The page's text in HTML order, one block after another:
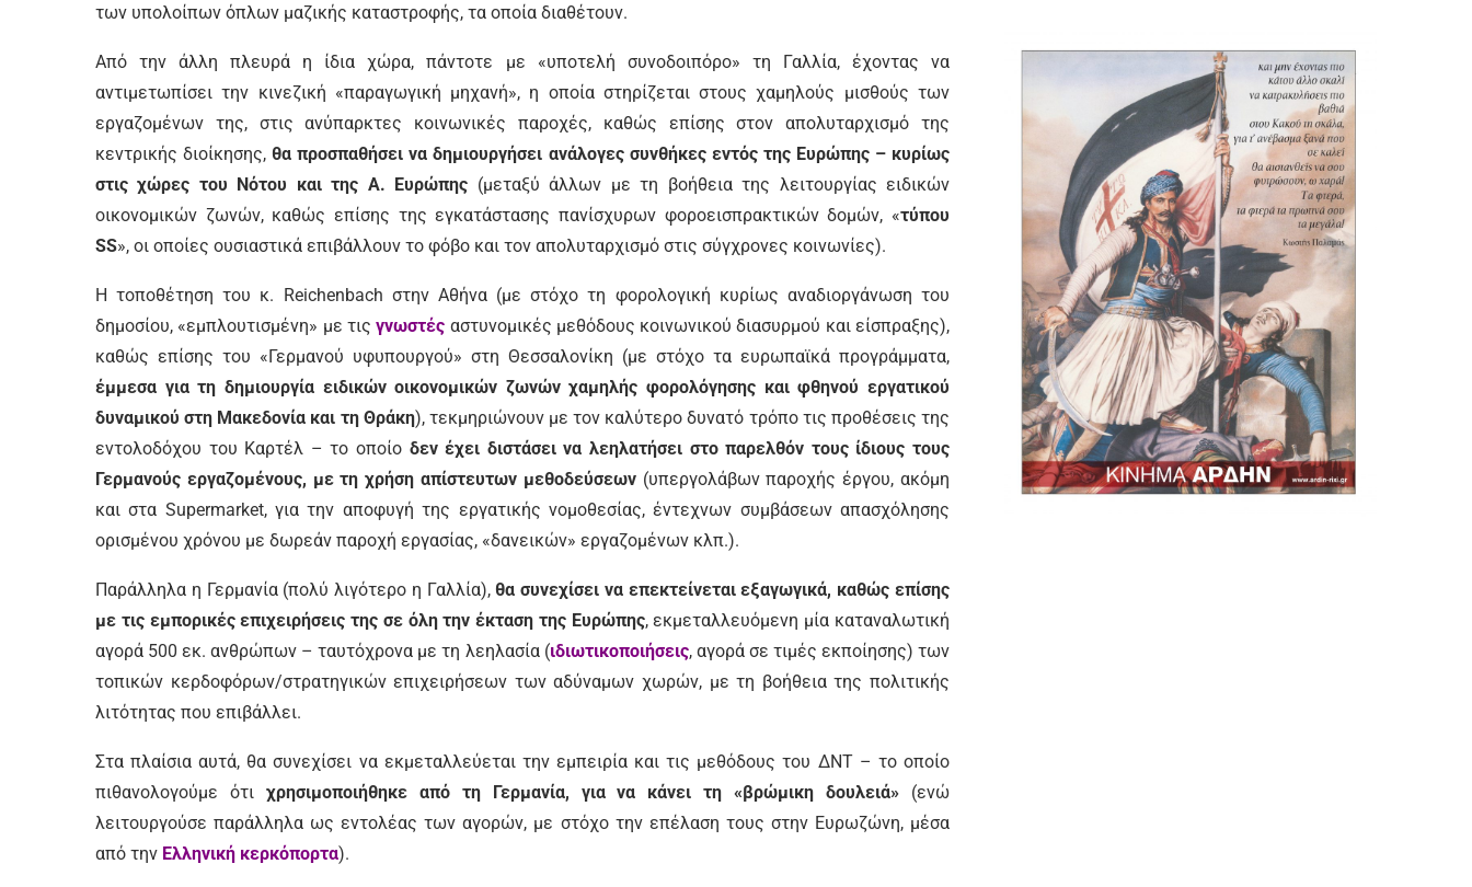
των υπολοίπων όπλων μαζικής καταστροφής, τα οποία διαθέτουν.
Από την άλλη πλευρά η ίδια χώρα, πάντοτε με «υποτελή συνοδοιπόρο» τη Γαλλία, έχοντας να
αντιμετωπίσει την κινεζική «παραγωγική μηχανή», η οποία στηρίζεται στους χαμηλούς μισθούς των
εργαζομένων της, στις ανύπαρκτες κοινωνικές παροχές, καθώς επίσης στον απολυταρχισμό της
κεντρικής διοίκησης, θα προσπαθήσει να δημιουργήσει ανάλογες συνθήκες εντός της Ευρώπης – κυρίως
στις χώρες του Νότου και της Α. Ευρώπης (μεταξύ άλλων με τη βοήθεια της λειτουργίας ειδικών
οικονομικών ζωνών, καθώς επίσης της εγκατάστασης πανίσχυρων φοροεισπρακτικών δομών, «τύπου
SS», οι οποίες ουσιαστικά επιβάλλουν το φόβο και τον απολυταρχισμό στις σύγχρονες κοινωνίες).
Η τοποθέτηση του κ. Reichenbach στην Αθήνα (με στόχο τη φορολογική κυρίως αναδιοργάνωση του
δημοσίου, «εμπλουτισμένη» με τιςγνωστές αστυνομικές μεθόδους κοινωνικού διασυρμού και είσπραξης),
καθώς επίσης του «Γερμανού υφυπουργού» στη Θεσσαλονίκη (με στόχο τα ευρωπαϊκά προγράμματα,
έμμεσα για τη δημιουργία ειδικών οικονομικών ζωνών χαμηλής φορολόγησης και φθηνού εργατικού
δυναμικού στη Μακεδονία και τη Θράκη), τεκμηριώνουν με τον καλύτερο δυνατό τρόπο τις προθέσεις της
εντολοδόχου του Καρτέλ – το οποίο δεν έχει διστάσει να λεηλατήσει στο παρελθόν τους ίδιους τους
Γερμανούς εργαζομένους, με τη χρήση απίστευτων μεθοδεύσεων(υπεργολάβων παροχής έργου, ακόμη
και στα Supermarket, για την αποφυγή της εργατικής νομοθεσίας, έντεχνων συμβάσεων απασχόλησης
ορισμένου χρόνου με δωρεάν παροχή εργασίας, «δανεικών» εργαζομένων κλπ.).
Παράλληλα η Γερμανία (πολύ λιγότερο η Γαλλία), θα συνεχίσει να επεκτείνεται εξαγωγικά, καθώς επίσης
με τις εμπορικές επιχειρήσεις της σε όλη την έκταση της Ευρώπης, εκμεταλλευόμενη μία καταναλωτική
αγορά 500 εκ. ανθρώπων – ταυτόχρονα με τη λεηλασία (ιδιωτικοποιήσεις, αγορά σε τιμές εκποίησης) των
τοπικών κερδοφόρων/στρατηγικών επιχειρήσεων των αδύναμων χωρών, με τη βοήθεια της πολιτικής
λιτότητας που επιβάλλει.
Στα πλαίσια αυτά, θα συνεχίσει να εκμεταλλεύεται την εμπειρία και τις μεθόδους του ΔΝΤ – το οποίο
πιθανολογούμε ότι χρησιμοποιήθηκε από τη Γερμανία, για να κάνει τη «βρώμικη δουλειά» (ενώ
λειτουργούσε παράλληλα ως εντολέας των αγορών, με στόχο την επέλαση τους στην Ευρωζώνη, μέσα
από την Ελληνική κερκόπορτα).